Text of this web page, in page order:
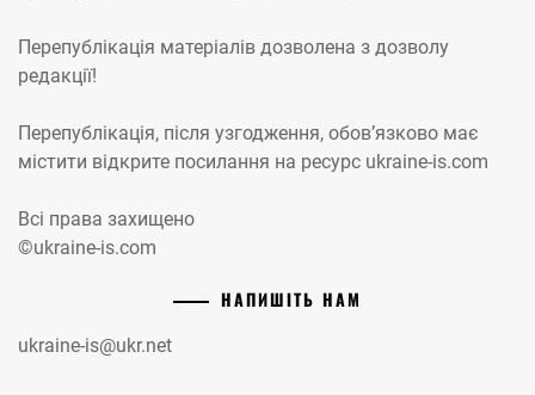
Перепублікація матеріалів дозволена з дозволу
редакції!
Перепублікація, після узгодження, обов’язково має
містити відкрите посилання на ресурс ukraine-is.com
Всі права захищено
©ukraine-is.com
НАПИШІТЬ НАМ
ukraine-is@ukr.net